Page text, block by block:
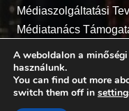
Médiaszolgáltatási
Médiatanács
© 2026 -
A weboldalon a
használunk.
You can find out more
switch them off in